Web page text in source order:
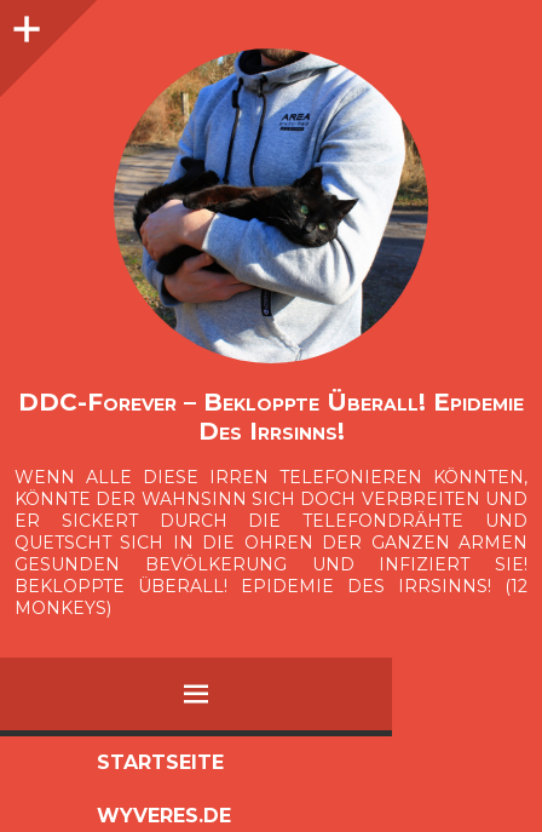
O
p
e
n
i
d
e
b
a
DDC-Forever – Bekloppte Überall! Epidemie
Des Irrsinns!
WENN ALLE DIESE IRREN TELEFONIEREN KÖNNTEN,
KÖNNTE DER WAHNSINN SICH DOCH VERBREITEN UND
ER SICKERT DURCH DIE TELEFONDRÄHTE UND
QUETSCHT SICH IN DIE OHREN DER GANZEN ARMEN
GESUNDEN BEVÖLKERUNG UND INFIZIERT SIE!
BEKLOPPTE ÜBERALL! EPIDEMIE DES IRRSINNS! (12
MONKEYS)
MENÜ
SPRINGEN
STARTSEITE
WYVERES.DE
Seitenleiste